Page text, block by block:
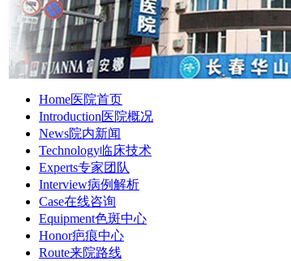
Home医院首页
Introduction医院概况
News院内新闻
Technology临床技术
Experts专家团队
Interview病例解析
Case在线咨询
Equipment色斑中心
Honor疤痕中心
Route来院路线